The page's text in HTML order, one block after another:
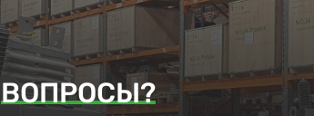
ВОПРОСЫ?